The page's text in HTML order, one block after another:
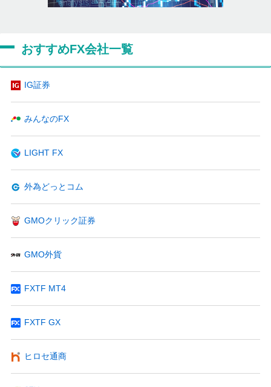
おすすめFX会社一覧
IG証券
みんなのFX
LIGHT FX
外為どっとコム
GMOクリック証券
GMO外貨
FXTF MT4
FXTF GX
ヒロセ通商